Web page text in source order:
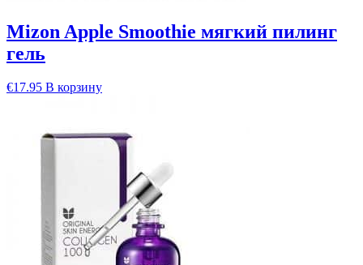
Mizon Apple Smoothie мягкий пилинг
гель
€17.95 В корзину